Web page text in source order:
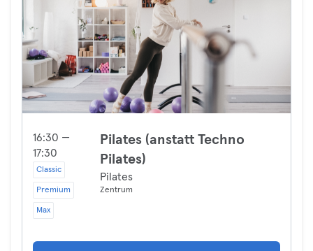
16:30 —
17:30
Classic
Premium
Max
Pilates (anstatt Techno
Pilates)
Pilates
Zentrum